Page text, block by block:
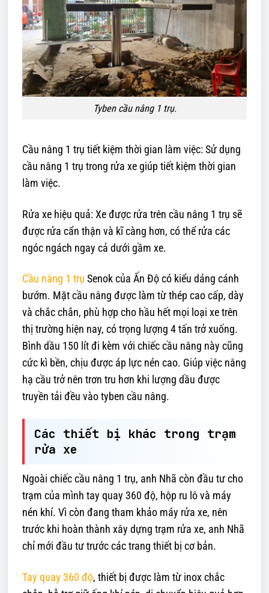
Tyben cầu nâng 1 trụ.
Cầu nâng 1 trụ tiết kiệm thời gian làm việc: Sử dụng
cầu nâng 1 trụ trong rửa xe giúp tiết kiệm thời gian
làm việc.
Rửa xe hiệu quả: Xe được rửa trên cầu nâng 1 trụ sẽ
được rửa cẩn thận và kĩ càng hơn, có thể rửa các
ngóc ngách ngay cả dưới gầm xe.
Cầu nâng 1 trụ Senok của Ấn Độ có kiểu dáng cánh
bướm. Mặt cầu nâng được làm từ thép cao cấp, dày
và chắc chắn, phù hợp cho hầu hết mọi loại xe trên
thị trường hiện nay, có trọng lượng 4 tấn trở xuống.
Bình dầu 150 lít đi kèm với chiếc cầu nâng này cũng
cức kì bền, chịu được áp lực nén cao. Giúp việc nâng
hạ cầu trở nên trơn tru hơn khi lượng dầu được
truyền tải đều vào tyben cầu nâng.
Các thiết bị khác trong trạm
rửa xe
Ngoài chiếc cầu nâng 1 trụ, anh Nhã còn đầu tư cho
trạm của mình tay quay 360 độ, hộp ru lô và máy
nén khí. Vì còn đang tham khảo máy rửa xe, nên
trước khi hoàn thành xây dựng trạm rửa xe, anh Nhã
chỉ mới đầu tư trước các trang thiết bị cơ bản.
Tay quay 360 độ, thiết bị được làm từ inox chắc